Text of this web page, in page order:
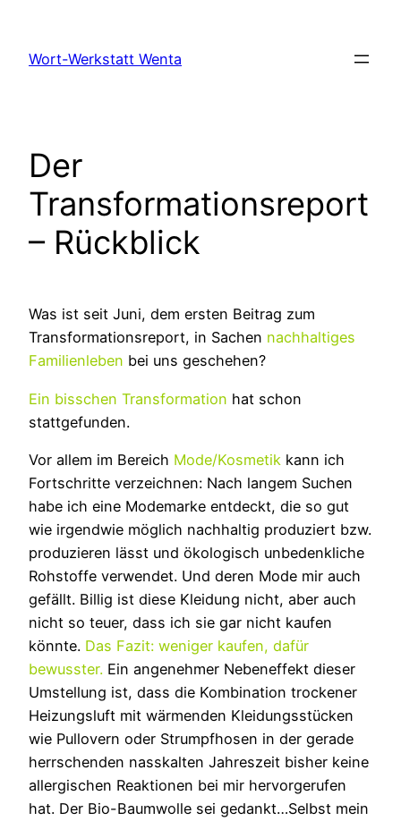
springen
Wort-Werkstatt Wenta
Der
Transformationsreport
– Rückblick
Was ist seit Juni, dem ersten Beitrag zum
Transformationsreport, in Sachen nachhaltiges
Familienleben bei uns geschehen?
Ein bisschen Transformation hat schon
stattgefunden.
Vor allem im Bereich Mode/Kosmetik kann ich
Fortschritte verzeichnen: Nach langem Suchen
habe ich eine Modemarke entdeckt, die so gut
wie irgendwie möglich nachhaltig produziert bzw.
produzieren lässt und ökologisch unbedenkliche
Rohstoffe verwendet. Und deren Mode mir auch
gefällt. Billig ist diese Kleidung nicht, aber auch
nicht so teuer, dass ich sie gar nicht kaufen
könnte. Das Fazit: weniger kaufen, dafür
bewusster. Ein angenehmer Nebeneffekt dieser
Umstellung ist, dass die Kombination trockener
Heizungsluft mit wärmenden Kleidungsstücken
wie Pullovern oder Strumpfhosen in der gerade
herrschenden nasskalten Jahreszeit bisher keine
allergischen Reaktionen bei mir hervorgerufen
hat. Der Bio-Baumwolle sei gedankt…Selbst mein